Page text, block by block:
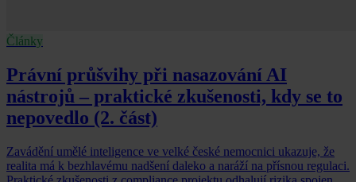
Články
Právní průšvihy při nasazování AI
nástrojů – praktické zkušenosti, kdy se to
nepovedlo (2. část)
Zavádění umělé inteligence ve velké české nemocnici ukazuje, že
realita má k bezhlavému nadšení daleko a naráží na přísnou regulaci.